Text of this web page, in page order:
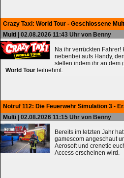
Crazy Taxi: World Tour - Geschlossene
Multi | 02.08.2026 11:43 Uhr von Benny
Na ihr verrückten
nebenbei aufs Handy,
stellen indem ihr an dem
World Tour teilnehmt.
Notruf 112: Die Feuerwehr Simulation 3 -
Multi | 02.08.2026 11:15 Uhr von Benny
Bereits im letzten Jahr
gamescom angeschaut
Aerosoft und crenetic
Access erscheinen wird.